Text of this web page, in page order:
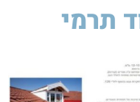
תרמי